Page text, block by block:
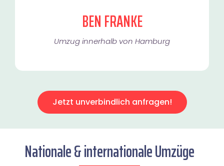
BEN FRANKE
Umzug innerhalb von Hamburg​
Jetzt unverbindlich anfragen!
Nationale & internationale Umzüge